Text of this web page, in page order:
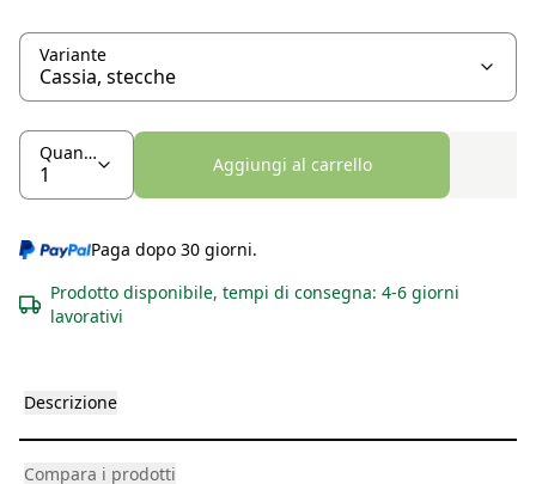
Variante
Quantità
Aggiungi al carrello
Paga dopo 30 giorni.
Prodotto disponibile, tempi di consegna: 4-6 giorni
lavorativi
Descrizione
Compara i prodotti